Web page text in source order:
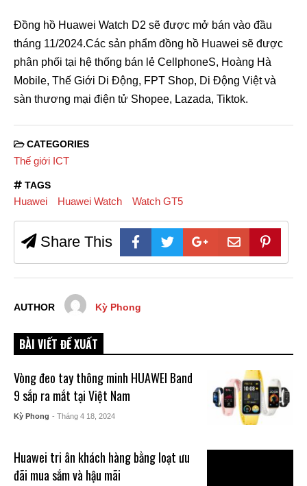
Đồng hồ Huawei Watch D2 sẽ được mở bán vào đầu
tháng 11/2024.Các sản phẩm đồng hồ Huawei sẽ được
phân phối tại hệ thống bán lẻ CellphoneS, Hoàng Hà
Mobile, Thế Giới Di Động, FPT Shop, Di Động Việt và
sàn thương mại điện tử Shopee, Lazada, Tiktok.
CATEGORIES
Thế giới ICT
TAGS
Huawei Huawei Watch Watch GT5
Share This
AUTHOR Kỳ Phong
BÀI VIẾT ĐỀ XUẤT
Vòng đeo tay thông minh HUAWEI Band
9 sắp ra mắt tại Việt Nam
Kỳ Phong - Tháng 4 18, 2024
Huawei tri ân khách hàng bằng loạt ưu
đãi mua sắm và hậu mãi